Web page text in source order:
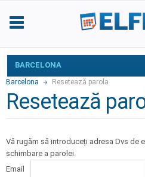
BARCELONA
Barcelona Resetează parola
Resetează
Vă rugăm să introduceți adresa Dvs de
schimbare a parolei.
Email